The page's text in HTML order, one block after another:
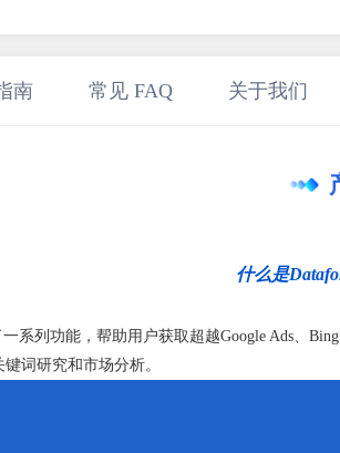
南 常见 FAQ 关于我们
什么是
系列功能，帮助用户获取超越Google Ads、
词研究和市场分析。